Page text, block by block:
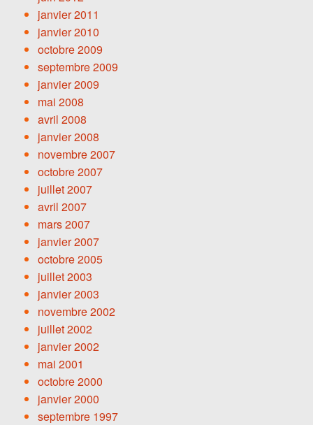
janvier 2011
janvier 2010
octobre 2009
septembre 2009
janvier 2009
mai 2008
avril 2008
janvier 2008
novembre 2007
octobre 2007
juillet 2007
avril 2007
mars 2007
janvier 2007
octobre 2005
juillet 2003
janvier 2003
novembre 2002
juillet 2002
janvier 2002
mai 2001
octobre 2000
janvier 2000
septembre 1997